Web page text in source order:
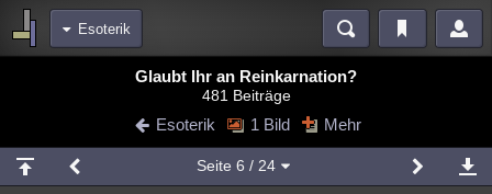
Esoterik
Blogs Videos
Chat Wiki Neuigkeiten
meine Rubriken
Glaubt Ihr an Reinkarnation?
481 Beiträge
Esoterik 1 Bild Mehr
Seite 6 / 24